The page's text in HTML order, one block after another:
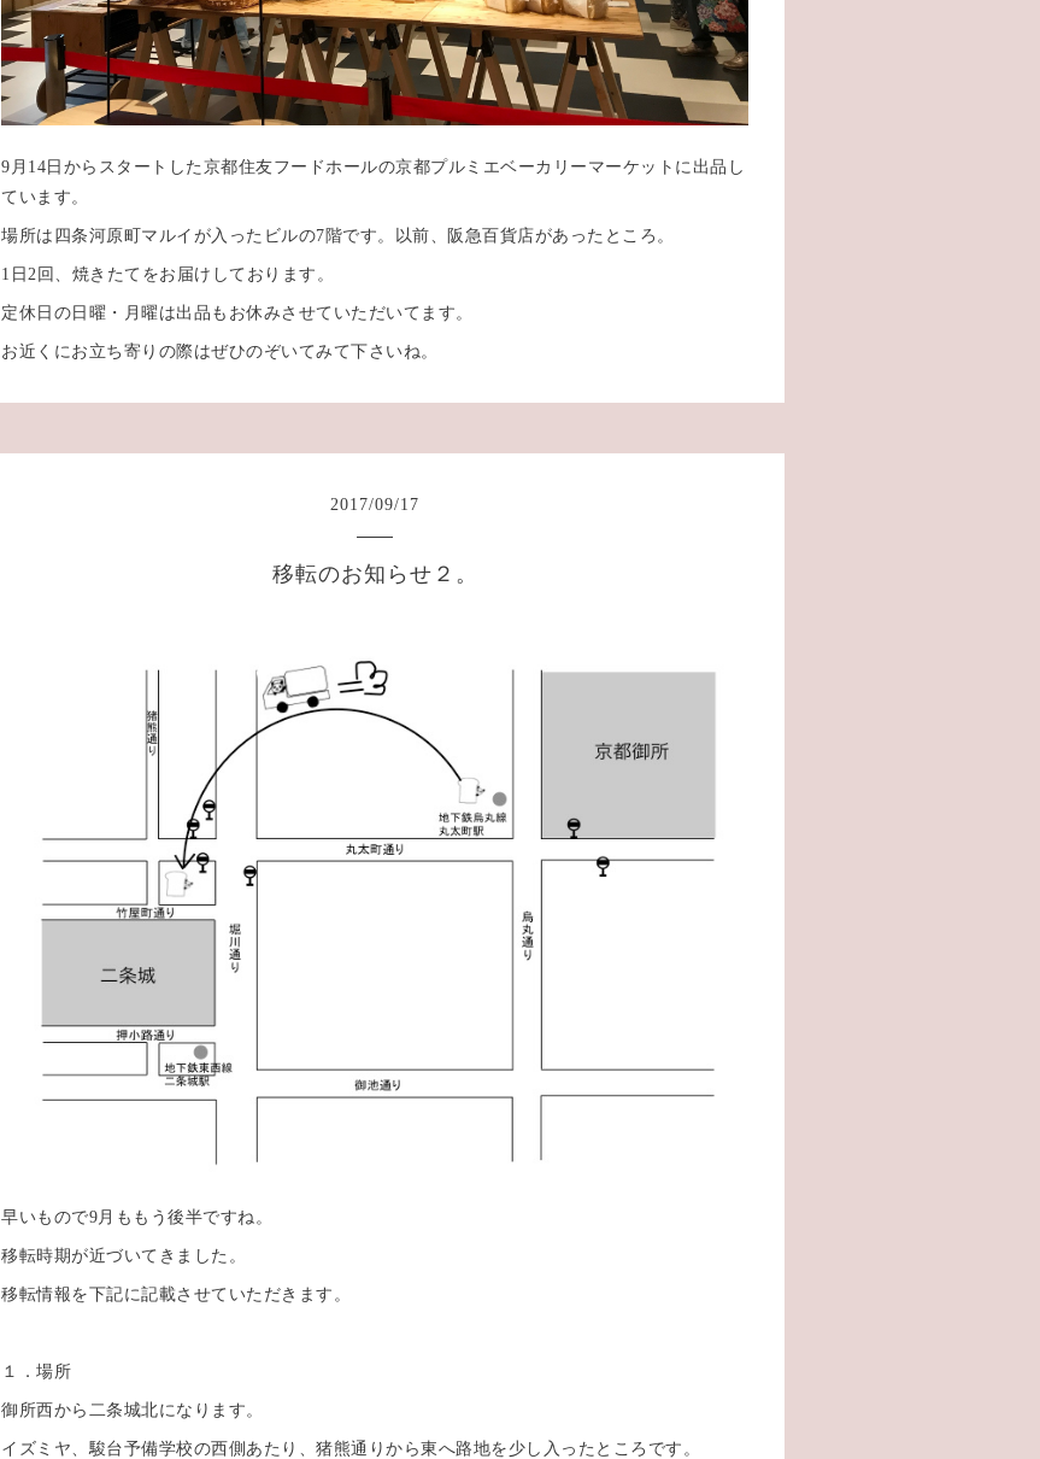
9月14日からスタートした京都住友フードホールの京都プルミエベーカリーマーケットに出品し
ています。
場所は四条河原町マルイが入ったビルの7階です。以前、阪急百貨店があったところ。
1日2回、焼きたてをお届けしております。
定休日の日曜・月曜は出品もお休みさせていただいてます。
お近くにお立ち寄りの際はぜひのぞいてみて下さいね。
2017/09/17
移転のお知らせ２。
早いもので9月ももう後半ですね。
移転時期が近づいてきました。
移転情報を下記に記載させていただきます。
１．場所
御所西から二条城北になります。
イズミヤ、駿台予備学校の西側あたり、猪熊通りから東へ路地を少し入ったところです。